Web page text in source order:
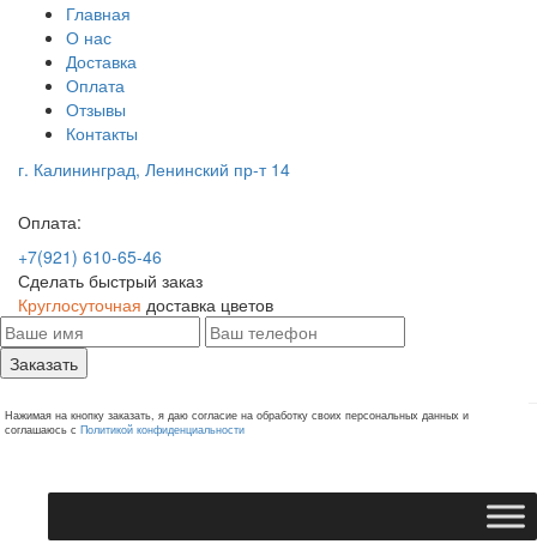
Главная
О нас
Доставка
Оплата
Отзывы
Контакты
г. Калининград, Ленинский пр-т 14
Оплата:
+7(921) 610-65-46
Сделать быстрый заказ
Круглосуточная доставка цветов
Заказать
Нажимая на кнопку заказать, я даю согласие на обработку своих персональных данных и
соглашаюсь с Политикой конфиденциальности